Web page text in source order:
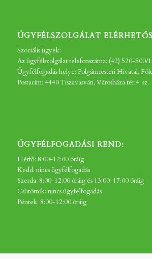
ÜGYFÉLSZOLGÁLAT
Szociális ügyek:
Az ügyfélszolgálat telefonszáma: (42) 520-500/
Ügyfélfogadás helye: Polgármesteri Hivatal,
Postacím: 4440 Tiszavasvári, Városháza tér 4. sz.
ÜGYFÉLFOGADÁSI REND:
Hétfő: 8:00-12:00 óráig
Kedd: nincs ügyfélfogadás
Szerda: 8:00-12:00 óráig és 13:00-17:00 óráig
Csütörtök: nincs ügyfélfogadás
Péntek: 8:00-12:00 óráig